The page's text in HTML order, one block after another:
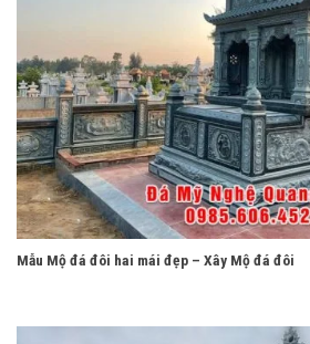
Mẫu Mộ đá đôi hai mái đẹp – Xây Mộ đá đôi